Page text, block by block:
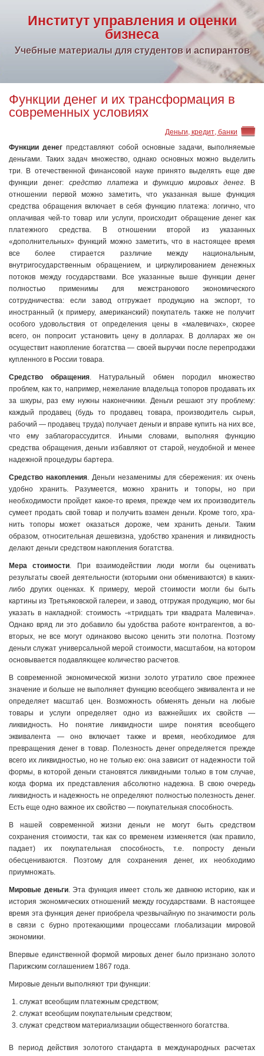
Институт управления и оценки
бизнеса
Учебные материалы для студентов и аспирантов
Функции денег и их трансформация в
современных условиях
Деньги, кредит, банки
Функции денег представляют собой основные задачи, вы­полняемые
деньгами. Таких задач множество, однако основных можно выделить
три. В отечественной финансовой науке принято выделять еще две
функции денег: средство платежаифункцию мировых денег. В
отношении первой можно заме­тить, что указанная выше функция
средства обращения включа­ет в себя функцию платежа: логично, что
оплачивая чей-то товар или услуги, происходит обращение денег как
платежного сред­ства. В отношении второй из указанных
«дополнительных» фун­кций можно заметить, что в настоящее время
все более стирается различие между национальным,
внутригосударственным обра­щением, и циркулированием денежных
потоков между государ­ствами. Все указанные выше функции денег
полностью приме­нимы для межстранового экономического
сотрудничества: если завод отгружает продукцию на экспорт, то
иностранный (к при­меру, американский) покупатель также не получит
особого удо­вольствия от определения цены в «малевичах», скорее
всего, он попросит установить цену в долларах. В долларах же он
осуще­ствит накопление богатства — своей выручки после перепрода­жи
купленного в России товара.
Средство обращения. Натуральный обмен породил множество
проблем, как то, например, нежелание вла­дельца топоров продавать их
за шкуры, раз ему нужны на­конечники. Деньги решают эту проблему:
каждый прода­вец (будь то продавец товара, производитель сырья,
рабо­чий — продавец труда) полу­чает деньги и вправе купить на них все,
что ему заблаго­рассудится. Иными словами, выполняя функцию
средства обращения, деньги избавляют от старой, неудобной и менее
надежной процедуры бартера.
Средство накопления. Деньги незаменимы для сбережения: их очень
удоб­но хранить. Разумеется, можно хранить и топоры, но при
необходимости пройдет какое-то время, прежде чем их производи­тель
сумеет продать свой товар и получить взамен деньги. Кроме того, хра­
нить топоры может ока­заться дороже, чем хранить деньги. Таким
образом, относительная дешевизна, удобство хранения и лик­видность
делают деньги средством накопления бо­гатства.
Мера стоимости. При взаимодействии люди могли бы оценивать
результаты своей деятельности (которыми они об­мениваются) в каких-
либо других оценках. К примеру, мерой стои­мости могли бы быть
картины из Третьяковской галереи, и завод, отгружая продукцию, мог бы
ука­зать в накладной: стоимость -«тридцать три квадрата Малеви­ча».
Однако вряд ли это добавило бы удобства работе контрагентов, а во-
вторых, не все могут одина­ково высоко ценить эти полотна. Поэтому
деньги служат универ­сальной мерой стоимости, мас­штабом, на котором
основывается подавляющее количество расчетов.
В современной экономической жизни золото утратило свое прежнее
значение и больше не выполняет функцию всеобщего эквивалента и не
определяет масштаб цен. Возможность обме­нять деньги на любые
товары и услуги определяет одно из важ­нейших их свойств —
ликвидность. Но понятие ликвидности шире понятия всеобщего
эквивалента — оно включает также и время, необходимое для
превращения денег в товар. Полезность денег определяется прежде
всего их ликвидностью, но не только ею: она зависит от надежности той
формы, в которой деньги стано­вятся ликвидными только в том случае,
когда форма их представ­ления абсолютно надежна. В свою очередь
ликвидность и надеж­ность не определяют полностью полезность денег.
Есть еще одно важное их свойство — покупательная способность.
В нашей современной жизни деньги не могут быть средством
сохранения стоимости, так как со временем изменяется (как пра­вило,
падает) их покупательная способность, т.е. попросту деньги
обесцениваются. Поэтому для сохранения денег, их необходимо
приумножать.
Мировые деньги. Эта функция имеет столь же давнюю ис­торию, как и
история экономических отношений между государ­ствами. В настоящее
время эта функция денег приобрела чрез­вычайную по значимости роль
в связи с бурно протекающими про­цессами глобализации мировой
экономики.
Впервые единственной формой мировых денег было призна­но золото
Парижским соглашением 1867 года.
Мировые деньги выполняют три функции:
служат всеобщим платежным средством;
служат всеобщим покупательным средством;
служат средством материализации общественного богатства.
В период действия золотого стандарта в международных рас­четах